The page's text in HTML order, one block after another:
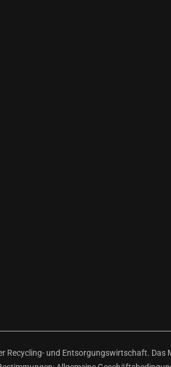
Recycling- und Entsorgungswirtschaft. Das